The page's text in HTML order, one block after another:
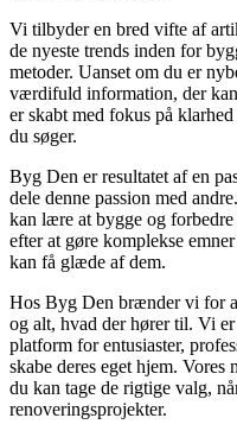
Vi tilbyder en bred vifte af
de nyeste trends inden for
metoder. Uanset om du er
værdifuld information, der
er skabt med fokus på
du søger.
Byg Den er resultatet af en
dele denne passion med
kan lære at bygge og
efter at gøre komplekse
kan få glæde af dem.
Hos Byg Den brænder vi for
og alt, hvad der hører til. Vi
platform for entusiaster,
skabe deres eget hjem. Vores
du kan tage de rigtige valg,
renoveringsprojekter.